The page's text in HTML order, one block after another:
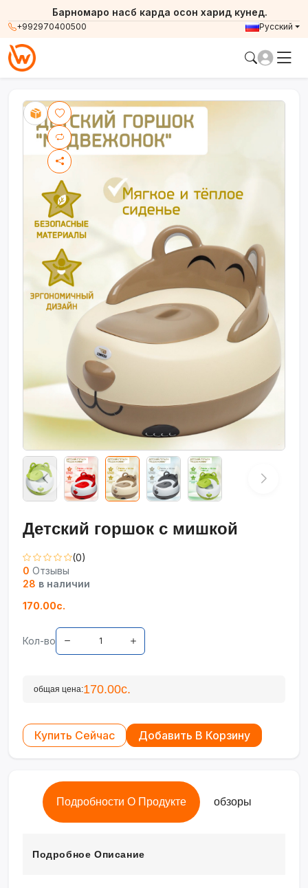
+992970400500
Барномаро насб карда осон харид кунед.
Русский
Детский горшок с мишкой
(0)
0 Отзывы
28 в наличии
170.00с.
Кол-во
общая цена:170.00с.
Купить Сейчас Добавить В Корзину
Подробности О Продукте обзоры
Подробное Описание